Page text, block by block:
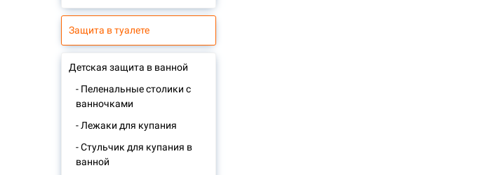
Защита в туалете
Детская защита в ванной
- Пеленальные столики с
ванночками
- Лежаки для купания
- Стульчик для купания в
ванной